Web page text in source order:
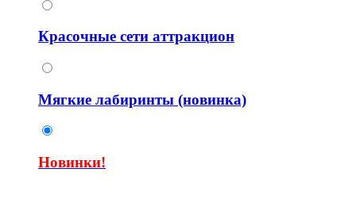
Красочные сети аттракцион
Мягкие лабиринты (новинка)
Новинки!